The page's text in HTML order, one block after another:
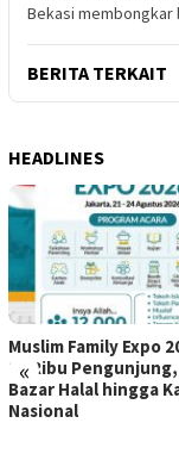
Bekasi
BERITA TERKAIT
HEADLINES
«
Muslim Family Expo
12 Ribu
Bazar Halal hingga
Nasional